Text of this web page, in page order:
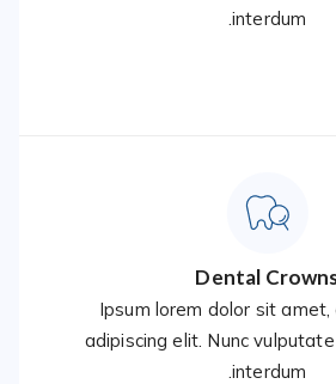
interdum.
Dental
Ipsum lorem dolor sit
adipiscing elit. Nunc
interdum.